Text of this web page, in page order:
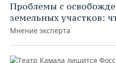
Проблемы с
земельных участков:
Мнение эксперта